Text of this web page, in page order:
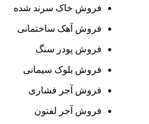
فروش خاک سرند شده
فروش آهک ساختمانی
فروش پودر سنگ
فروش بلوک سیمانی
فروش آجر فشاری
فروش آجر لفتون